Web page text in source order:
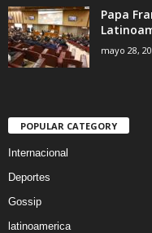
Papa
mayo 28,
POPULAR CATEGORY
Internacional
Deportes
Gossip
latinoamerica